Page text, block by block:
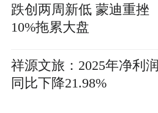
跌创两周新低 蒙迪重挫
10%拖累大盘
祥源文旅：2025年净利润
同比下降21.98%